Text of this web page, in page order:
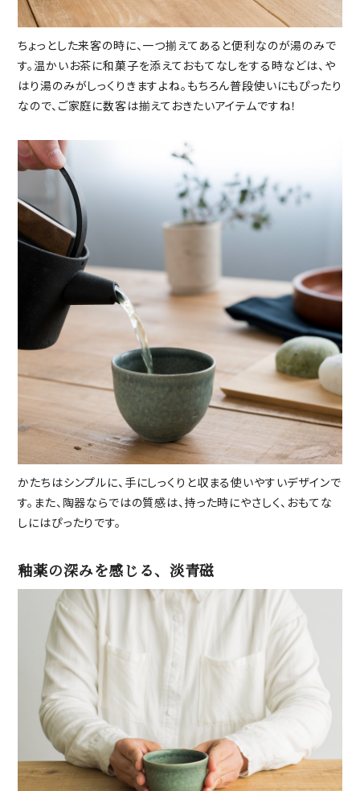
ちょっとした来客の時に、一つ揃えてあると便利なのが湯のみで
す。温かいお茶に和菓子を添えておもてなしをする時などは、や
はり湯のみがしっくりきますよね。もちろん普段使いにもぴったり
なので、ご家庭に数客は揃えておきたいアイテムですね！
かたちはシンプルに、手にしっくりと収まる使いやすいデザインで
す。また、陶器ならではの質感は、持った時にやさしく、おもてな
しにはぴったりです。
釉薬の深みを感じる、淡青磁